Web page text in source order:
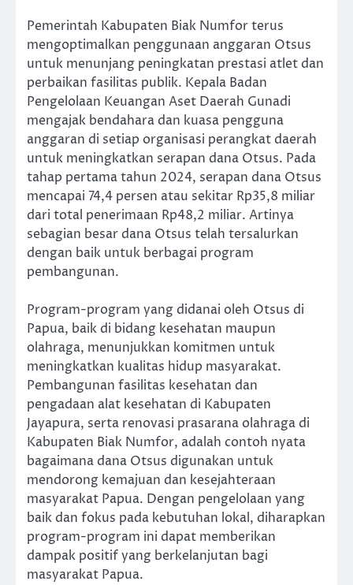
Pemerintah Kabupaten Biak Numfor terus
mengoptimalkan penggunaan anggaran Otsus
untuk menunjang peningkatan prestasi atlet dan
perbaikan fasilitas publik. Kepala Badan
Pengelolaan Keuangan Aset Daerah Gunadi
mengajak bendahara dan kuasa pengguna
anggaran di setiap organisasi perangkat daerah
untuk meningkatkan serapan dana Otsus. Pada
tahap pertama tahun 2024, serapan dana Otsus
mencapai 74,4 persen atau sekitar Rp35,8 miliar
dari total penerimaan Rp48,2 miliar. Artinya
sebagian besar dana Otsus telah tersalurkan
dengan baik untuk berbagai program
pembangunan.
Program-program yang didanai oleh Otsus di
Papua, baik di bidang kesehatan maupun
olahraga, menunjukkan komitmen untuk
meningkatkan kualitas hidup masyarakat.
Pembangunan fasilitas kesehatan dan
pengadaan alat kesehatan di Kabupaten
Jayapura, serta renovasi prasarana olahraga di
Kabupaten Biak Numfor, adalah contoh nyata
bagaimana dana Otsus digunakan untuk
mendorong kemajuan dan kesejahteraan
masyarakat Papua. Dengan pengelolaan yang
baik dan fokus pada kebutuhan lokal, diharapkan
program-program ini dapat memberikan
dampak positif yang berkelanjutan bagi
masyarakat Papua.